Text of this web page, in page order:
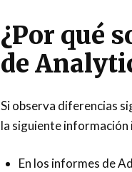
¿Por qué
de
Si observa diferencias
la siguiente
En los informes de